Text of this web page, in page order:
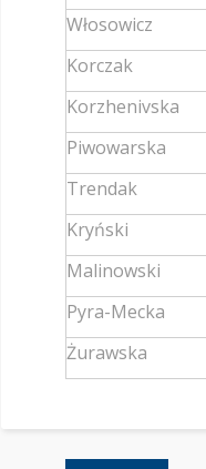
Włosowicz
Korczak
Korzhenivska
Piwowarska
Trendak
Kryński
Malinowski
Pyra-Mecka
Żurawska